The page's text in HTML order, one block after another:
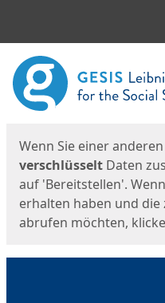
Start
Wenn Sie einer
verschlüsselt Daten
auf 'Bereitstellen'.
erhalten haben und
abrufen möchten,